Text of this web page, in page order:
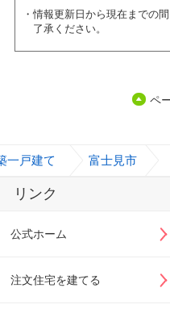
情報更新日から現在までの
了承ください。
ペ
一戸建て 富士見市
リンク
公式ホーム
注文住宅を建てる